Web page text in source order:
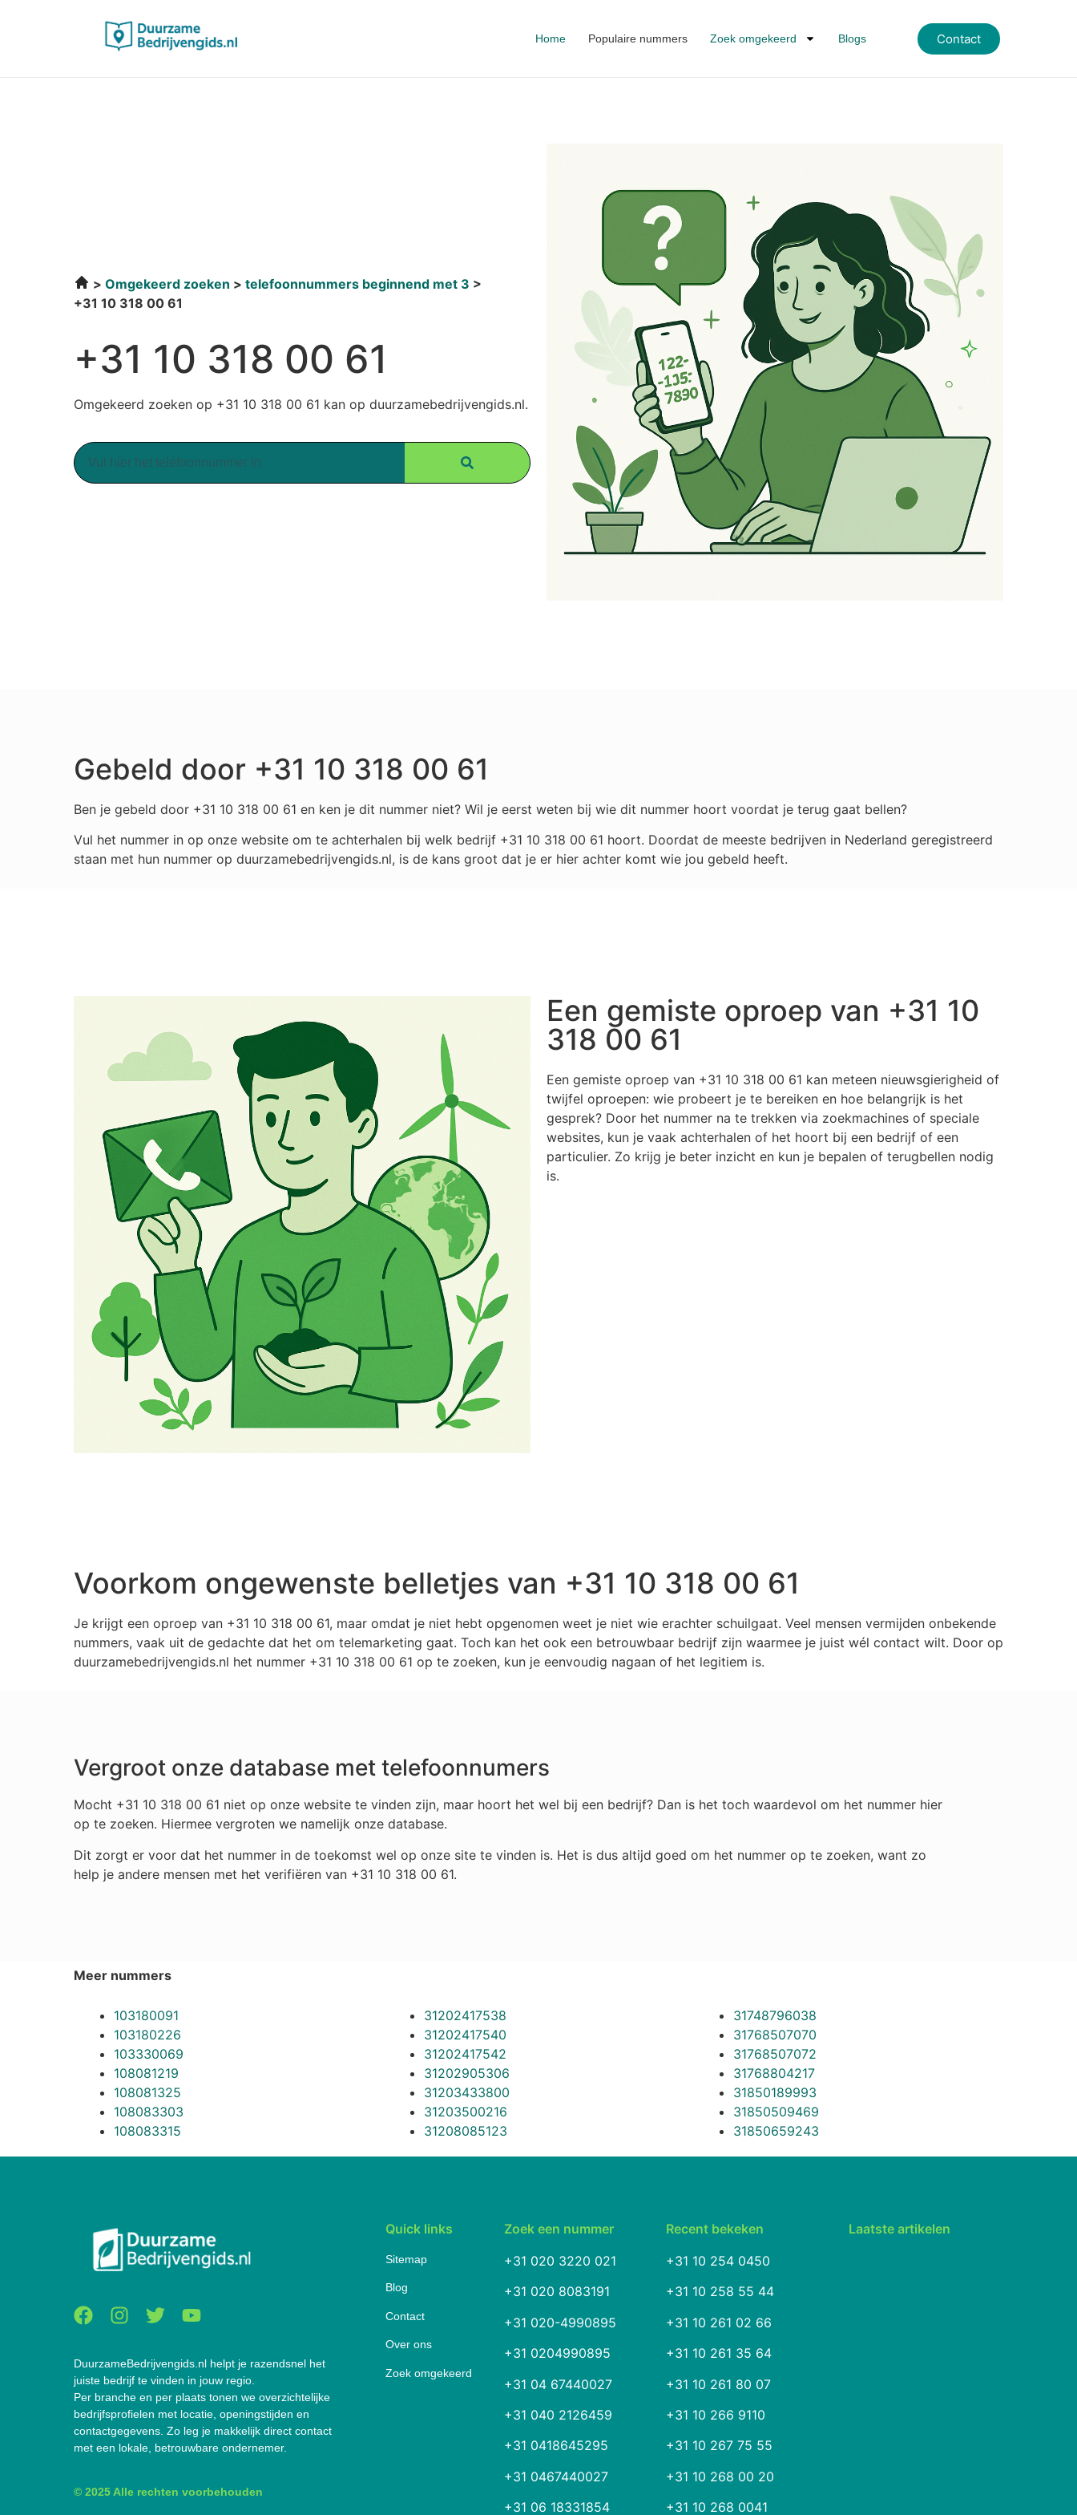
Home Populaire nummers Zoek omgekeerd Blogs Contact
Omgekeerd zoeken
telefoonnummers beginnend met 3
+31 10 318 00 61
+31 10 318 00 61
Omgekeerd zoeken op +31 10 318 00 61 kan op duurzamebedrijvengids.nl.
Gebeld door +31 10 318 00 61
Ben je gebeld door +31 10 318 00 61 en ken je dit nummer niet? Wil je eerst weten bij wie dit nummer hoort voordat je terug gaat bellen?
Vul het nummer in op onze website om te achterhalen bij welk bedrijf +31 10 318 00 61 hoort. Doordat de meeste bedrijven in Nederland geregistreerd
staan met hun nummer op duurzamebedrijvengids.nl, is de kans groot dat je er hier achter komt wie jou gebeld heeft.
Een gemiste oproep van +31 10
318 00 61
Een gemiste oproep van +31 10 318 00 61 kan meteen nieuwsgierigheid of
twijfel oproepen: wie probeert je te bereiken en hoe belangrijk is het
gesprek? Door het nummer na te trekken via zoekmachines of speciale
websites, kun je vaak achterhalen of het hoort bij een bedrijf of een
particulier. Zo krijg je beter inzicht en kun je bepalen of terugbellen nodig
is.
Voorkom ongewenste belletjes van +31 10 318 00 61
Je krijgt een oproep van +31 10 318 00 61, maar omdat je niet hebt opgenomen weet je niet wie erachter schuilgaat. Veel mensen vermijden onbekende
nummers, vaak uit de gedachte dat het om telemarketing gaat. Toch kan het ook een betrouwbaar bedrijf zijn waarmee je juist wél contact wilt. Door op
duurzamebedrijvengids.nl het nummer +31 10 318 00 61 op te zoeken, kun je eenvoudig nagaan of het legitiem is.
Vergroot onze database met telefoonnumers
Mocht +31 10 318 00 61 niet op onze website te vinden zijn, maar hoort het wel bij een bedrijf? Dan is het toch waardevol om het nummer hier
op te zoeken. Hiermee vergroten we namelijk onze database.
Dit zorgt er voor dat het nummer in de toekomst wel op onze site te vinden is. Het is dus altijd goed om het nummer op te zoeken, want zo
help je andere mensen met het verifiëren van +31 10 318 00 61.
Meer nummers
103180091
103180226
103330069
108081219
108081325
108083303
108083315
31202417538
31202417540
31202417542
31202905306
31203433800
31203500216
31208085123
31748796038
31768507070
31768507072
31768804217
31850189993
31850509469
31850659243
DuurzameBedrijvengids.nl helpt je razendsnel het
juiste bedrijf te vinden in jouw regio.
Per branche en per plaats tonen we overzichtelijke
bedrijfsprofielen met locatie, openingstijden en
contactgegevens. Zo leg je makkelijk direct contact
met een lokale, betrouwbare ondernemer.
© 2025 Alle rechten voorbehouden
Quick links
Sitemap
Blog
Contact
Over ons
Zoek omgekeerd
Zoek een nummer
+31 020 3220 021
+31 020 8083191
+31 020-4990895
+31 0204990895
+31 04 67440027
+31 040 2126459
+31 0418645295
+31 0467440027
+31 06 18331854
Recent bekeken
+31 10 254 0450
+31 10 258 55 44
+31 10 261 02 66
+31 10 261 35 64
+31 10 261 80 07
+31 10 266 9110
+31 10 267 75 55
+31 10 268 00 20
+31 10 268 0041
Laatste artikelen